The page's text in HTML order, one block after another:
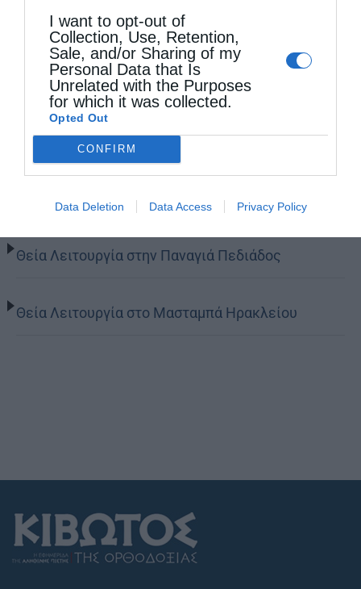
I want to opt-out of
Collection, Use, Retention,
Sale, and/or Sharing of my
Personal Data that Is
Unrelated with the Purposes
for which it was collected.
Opted Out
CONFIRM
Data Deletion Data Access Privacy Policy
λαμπρότητα της θεϊκής του δόξης»
Μη χάσετε σήμερα, την “Κιβωτό της Ορθοδοξίας”,
σε όλα τα περίπτερα
Ιερά Παράκληση προς την Υπεραγία Θεοτόκο στα
Φαβριανά Μονοφατσίου
Θεία Λειτουργία στην Παναγιά Πεδιάδος
Θεία Λειτουργία στο Μασταμπά Ηρακλείου